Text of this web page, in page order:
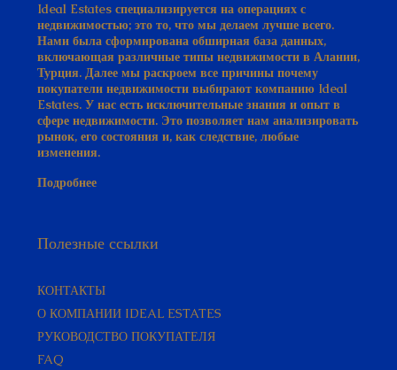
Ideal Estates специализируется на операциях с
недвижимостью; это то, что мы делаем лучше всего.
Нами была сформирована обширная база данных,
включающая различные типы недвижимости в Алании,
Турция. Далее мы раскроем все причины почему
покупатели недвижимости выбирают компанию Ideal
Estates. У нас есть исключительные знания и опыт в
сфере недвижимости. Это позволяет нам анализировать
рынок, его состояния и, как следствие, любые
изменения.
Подробнее
Полезные ссылки
КОНТАКТЫ
О КОМПАНИИ IDEAL ESTATES
РУКОВОДСТВО ПОКУПАТЕЛЯ​
FAQ